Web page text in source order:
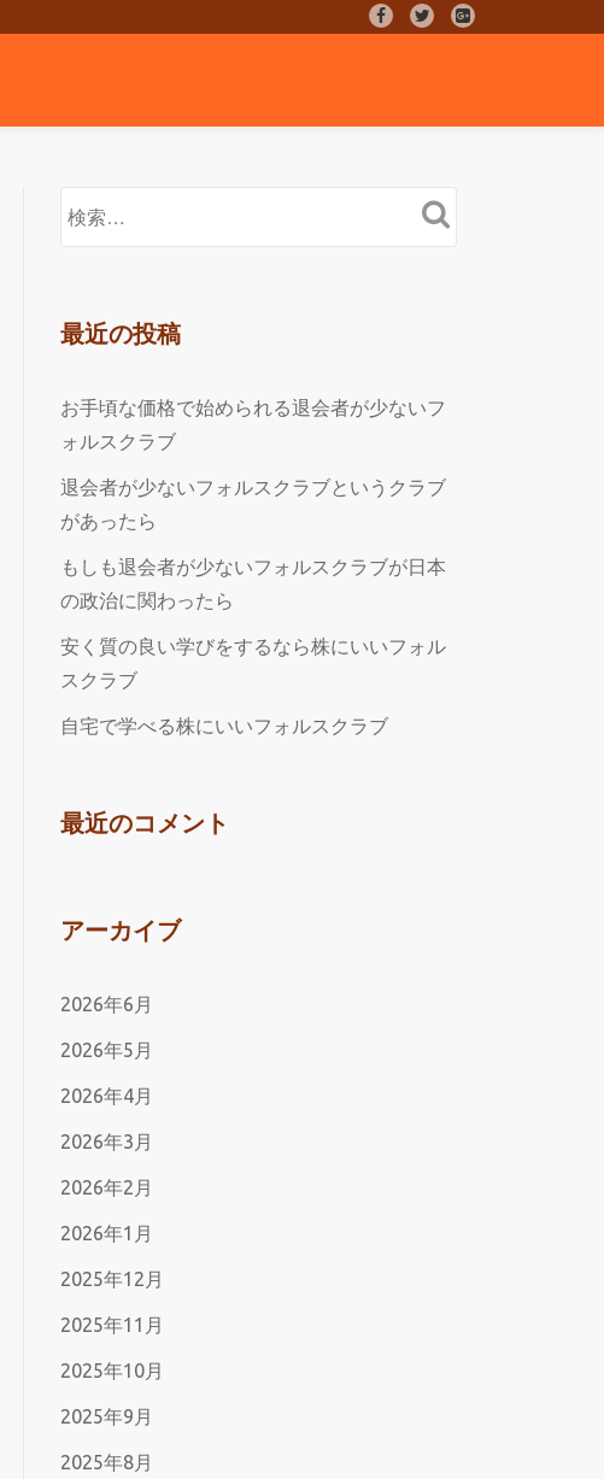
fa-
fa-
fa-
最近の投稿
お手頃な価格で始められる退会者が少ないフ
ォルスクラブ
退会者が少ないフォルスクラブというクラブ
があったら
もしも退会者が少ないフォルスクラブが日本
の政治に関わったら
安く質の良い学びをするなら株にいいフォル
スクラブ
自宅で学べる株にいいフォルスクラブ
最近のコメント
アーカイブ
2026年6月
2026年5月
2026年4月
2026年3月
2026年2月
2026年1月
2025年12月
2025年11月
2025年10月
2025年9月
2025年8月